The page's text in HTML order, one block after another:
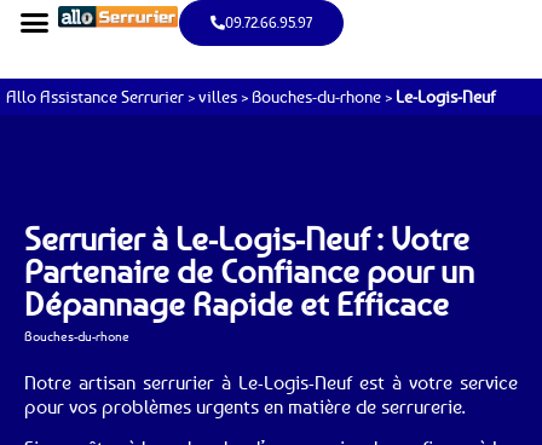
09.72.66.95.97
Allo Assistance Serrurier >villes >Bouches-du-rhone > Le-Logis-Neuf
Serrurier à Le-Logis-Neuf : Votre
Partenaire de Confiance pour un
Dépannage Rapide et Efficace
Bouches-du-rhone
Notre artisan serrurier à Le-Logis-Neuf est à votre service
pour vos problèmes urgents en matière de serrurerie.